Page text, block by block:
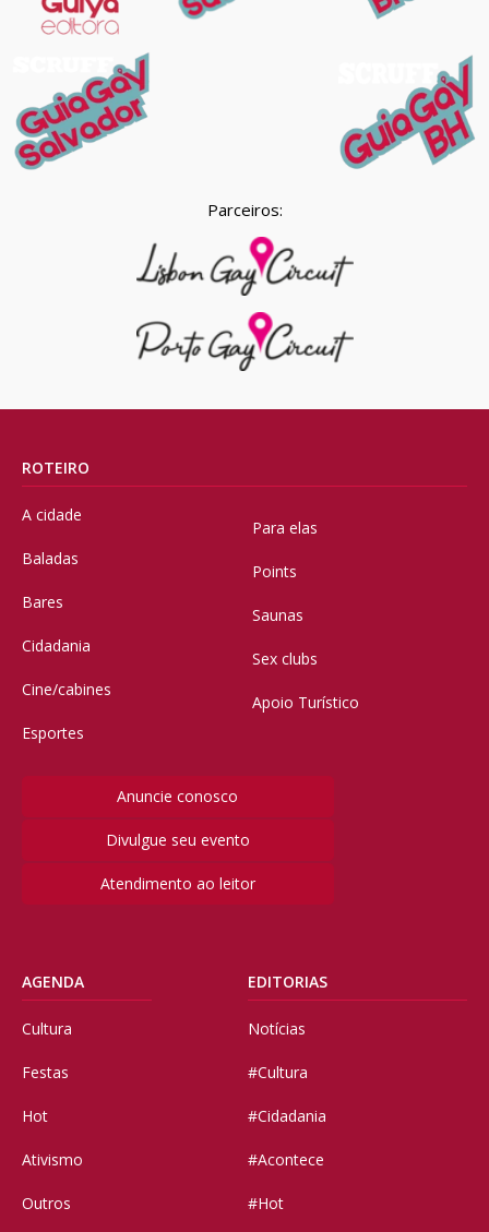
Parceiros:
ROTEIRO
A cidade
Baladas
Bares
Cidadania
Cine/cabines
Esportes
Para elas
Points
Saunas
Sex clubs
Apoio Turístico
Anuncie conosco
Divulgue seu evento
Atendimento ao leitor
AGENDA
Cultura
Festas
Hot
Ativismo
Outros
EDITORIAS
Notícias
#Cultura
#Cidadania
#Acontece
#Hot